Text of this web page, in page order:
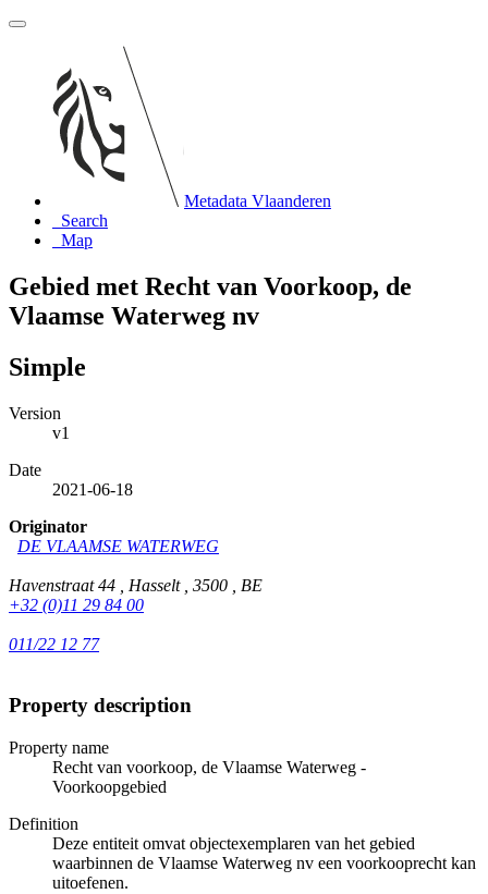
Metadata Vlaanderen
Search
Map
Gebied met Recht van Voorkoop, de
Vlaamse Waterweg nv
Simple
Version
v1
Date
2021-06-18
Originator
DE VLAAMSE WATERWEG
Havenstraat 44 , Hasselt , 3500 , BE
+32 (0)11 29 84 00
011/22 12 77
Property description
Property name
Recht van voorkoop, de Vlaamse Waterweg -
Voorkoopgebied
Definition
Deze entiteit omvat objectexemplaren van het gebied
waarbinnen de Vlaamse Waterweg nv een voorkooprecht kan
uitoefenen.